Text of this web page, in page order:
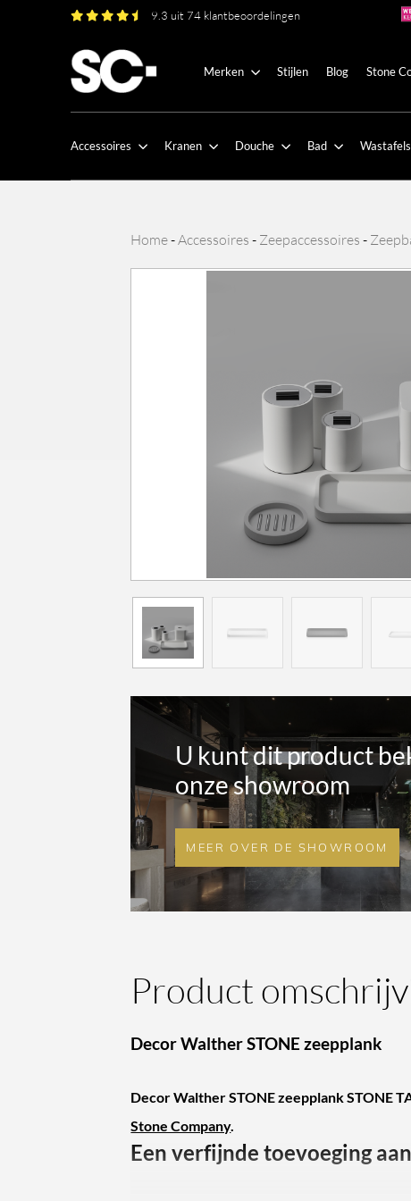
9.3 uit 74 klantbeoordelingen
Merken Stijlen Blog Stone
Accessoires Kranen Douche Bad Wastafels
Home-Accessoires - Zeepaccessoires -
U kunt dit product
onze showroom
MEER OVER DE SHOWROOM
Product
Decor Walther STONE zeepplank
Decor Walther STONE zeepplank STONE
Stone Company.
Een verfijnde toevoeging